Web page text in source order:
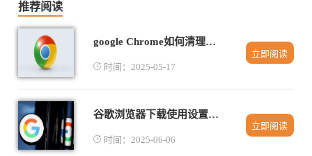
推荐阅读
google Chrome如何清理插件产生的临时文件
时间：2025-05-17
立即阅读
谷歌浏览器下载使用设置全面教程
时间：2025-06-06
立即阅读